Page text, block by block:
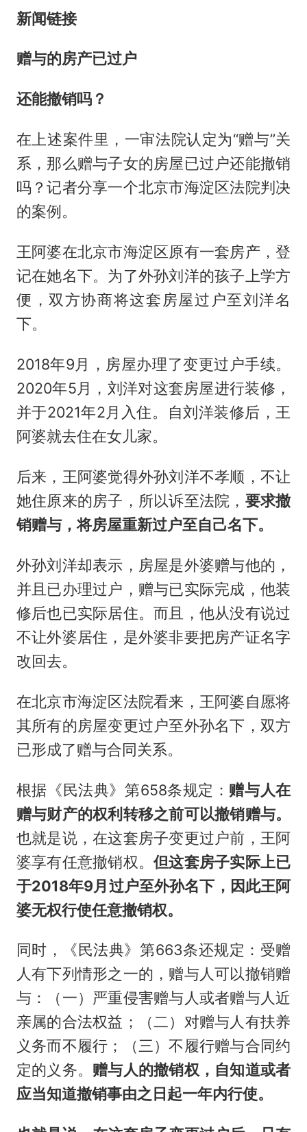
新闻链接
赠与的房产已过户
还能撤销吗？
在上述案件里，一审法院认定为“赠与”关
系，那么赠与子女的房屋已过户还能撤销
吗？记者分享一个北京市海淀区法院判决
的案例。
王阿婆在北京市海淀区原有一套房产，登
记在她名下。为了外孙刘洋的孩子上学方
便，双方协商将这套房屋过户至刘洋名
下。
2018年9月，房屋办理了变更过户手续。
2020年5月，刘洋对这套房屋进行装修，
并于2021年2月入住。自刘洋装修后，王
阿婆就去住在女儿家。
后来，王阿婆觉得外孙刘洋不孝顺，不让
她住原来的房子，所以诉至法院， 要求撤
销赠与，将房屋重新过户至自己名下。
外孙刘洋却表示，房屋是外婆赠与他的，
并且已办理过户，赠与已实际完成，他装
修后也已实际居住。而且，他从没有说过
不让外婆居住，是外婆非要把房产证名字
改回去。
在北京市海淀区法院看来，王阿婆自愿将
其所有的房屋变更过户至外孙名下，双方
已形成了赠与合同关系。
根据《民法典》第658条规定： 赠与人在
赠与财产的权利转移之前可以撤销赠与。
也就是说，在这套房子变更过户前，王阿
婆享有任意撤销权。但这套房子实际上已
于2018年9月过户至外孙名下，因此王阿
婆无权行使任意撤销权。
同时，《民法典》第663条还规定：受赠
人有下列情形之一的，赠与人可以撤销赠
与：（一）严重侵害赠与人或者赠与人近
亲属的合法权益；（二）对赠与人有扶养
义务而不履行；（三）不履行赠与合同约
定的义务。 赠与人的撤销权，自知道或者
应当知道撤销事由之日起一年内行使。